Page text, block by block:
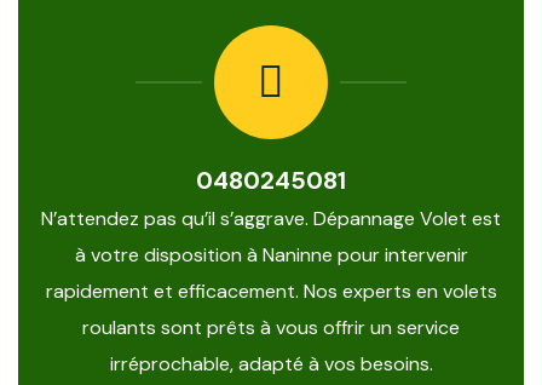
0480245081
N’attendez pas qu’il s’aggrave. Dépannage Volet est
à votre disposition à Naninne pour intervenir
rapidement et efficacement. Nos experts en volets
roulants sont prêts à vous offrir un service
irréprochable, adapté à vos besoins.